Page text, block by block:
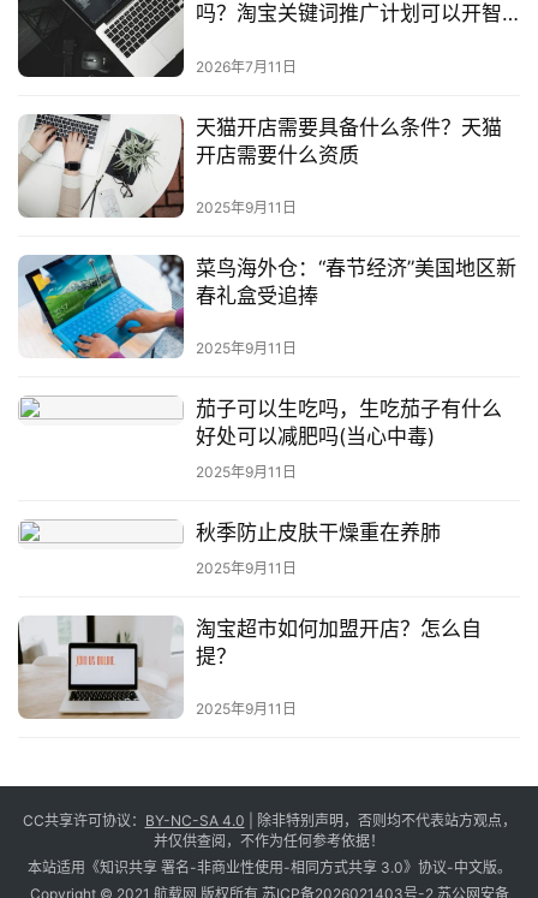
吗？淘宝关键词推广计划可以开智
2026年7月11日
天猫开店需要具备什么条件？天猫
开店需要什么资质
2025年9月11日
菜鸟海外仓：“春节经济”美国地区新
春礼盒受追捧
2025年9月11日
茄子可以生吃吗，生吃茄子有什么
好处可以减肥吗(当心中毒)
2025年9月11日
秋季防止皮肤干燥重在养肺
2025年9月11日
淘宝超市如何加盟开店？怎么自
提？
2025年9月11日
CC共享许可协议： BY-NC-SA 4.0 | 除非特别声明，否则均不代表站方观点，
并仅供查阅，不作为任何参考依据！
本站适用《知识共享 署名-非商业性使用-相同方式共享 3.0》协议-中文版。
Copyright © 2021 航载网 版权所有 苏ICP备2026021403号-2 苏公网安备